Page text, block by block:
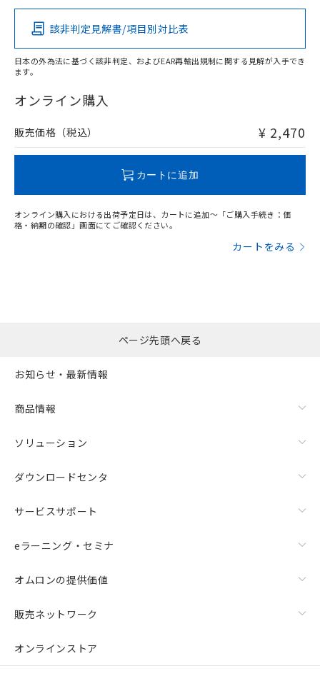
O
在庫等で未対応品が混在する可能性があります。
問い合わせください。
該非判定見解書/項目別対比表
日本の外為法に基づく該非判定、およびEAR再輸出規制に関する見解が入手でき
ます。
オンライン購入
販売価格（税込） ¥ 2,470
カートに追加
オンライン購入における出荷予定日は、カートに追加～「ご購入手続き：価
格・納期の確認」画面にてご確認ください。
カートをみる
ページ先頭へ戻る
お知らせ・最新情報
商品情報
ソリューション
ダウンロードセンタ
サービスサポート
eラーニング・セミナ
オムロンの提供価値
販売ネットワーク
オンラインストア